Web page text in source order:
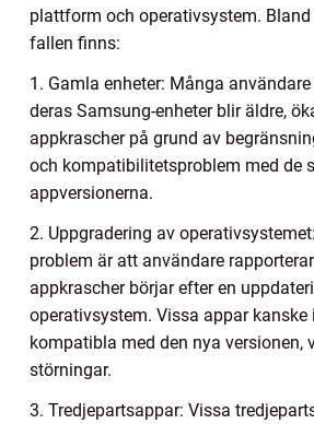
plattform och operativsystem.
fallen finns:
1. Gamla enheter: Många
deras Samsung-enheter blir äldre,
appkrascher på grund av
och kompatibilitetsproblem med de
appversionerna.
2. Uppgradering av
problem är att användare
appkrascher börjar efter en
operativsystem. Vissa appar
kompatibla med den nya versionen,
störningar.
3. Tredjepartsappar: Vissa